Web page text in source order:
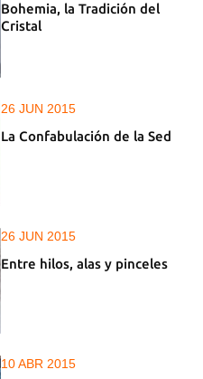
Bohemia, la Tradición del
Cristal
26 JUN 2015
La Confabulación de la Sed
26 JUN 2015
Entre hilos, alas y pinceles
10 ABR 2015